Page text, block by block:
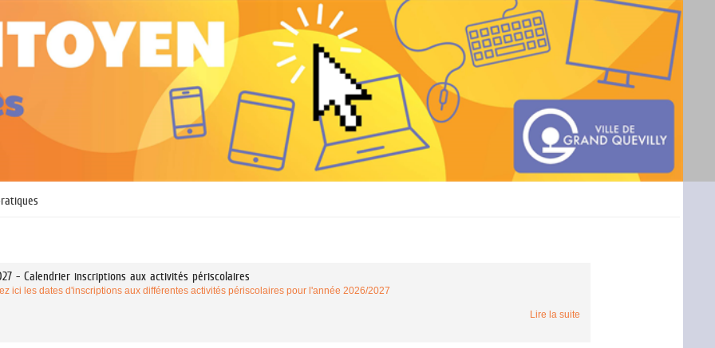
- Calendrier inscriptions aux activités périscolaires
ici les dates d'inscriptions aux différentes activités périscolaires pour l'année 2026/2027
Lire la suite